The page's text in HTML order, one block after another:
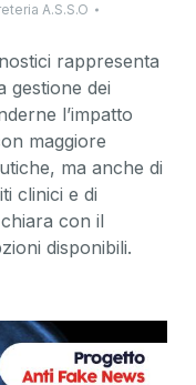
A.S.S.O
rappresenta
gestione dei
l’impatto
maggiore
ma anche di
clinici e di
con il
disponibili.